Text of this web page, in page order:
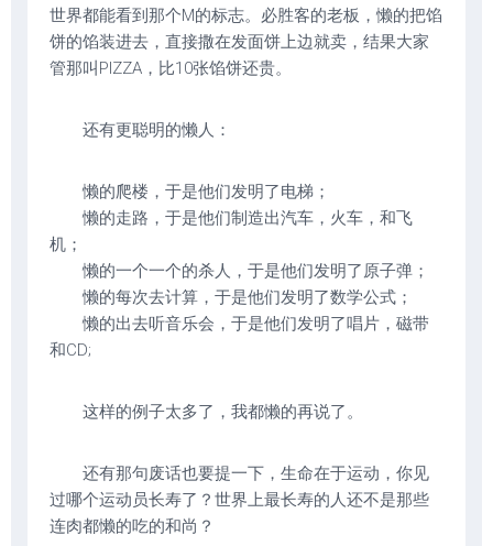
世界都能看到那个M的标志。必胜客的老板，懒的把馅
饼的馅装进去，直接撒在发面饼上边就卖，结果大家
管那叫PIZZA，比10张馅饼还贵。
还有更聪明的懒人：
懒的爬楼，于是他们发明了电梯；
懒的走路，于是他们制造出汽车，火车，和飞
机；
懒的一个一个的杀人，于是他们发明了原子弹；
懒的每次去计算，于是他们发明了数学公式；
懒的出去听音乐会，于是他们发明了唱片，磁带
和CD;
这样的例子太多了，我都懒的再说了。
还有那句废话也要提一下，生命在于运动，你见
过哪个运动员长寿了？世界上最长寿的人还不是那些
连肉都懒的吃的和尚？